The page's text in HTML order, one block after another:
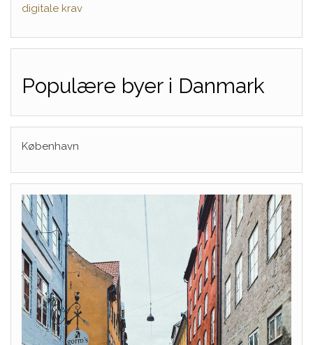
digitale krav
Populære byer i Danmark
København